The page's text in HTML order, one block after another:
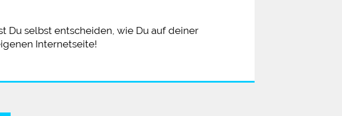
Du selbst entscheiden, wie Du auf deiner
Internetseite!